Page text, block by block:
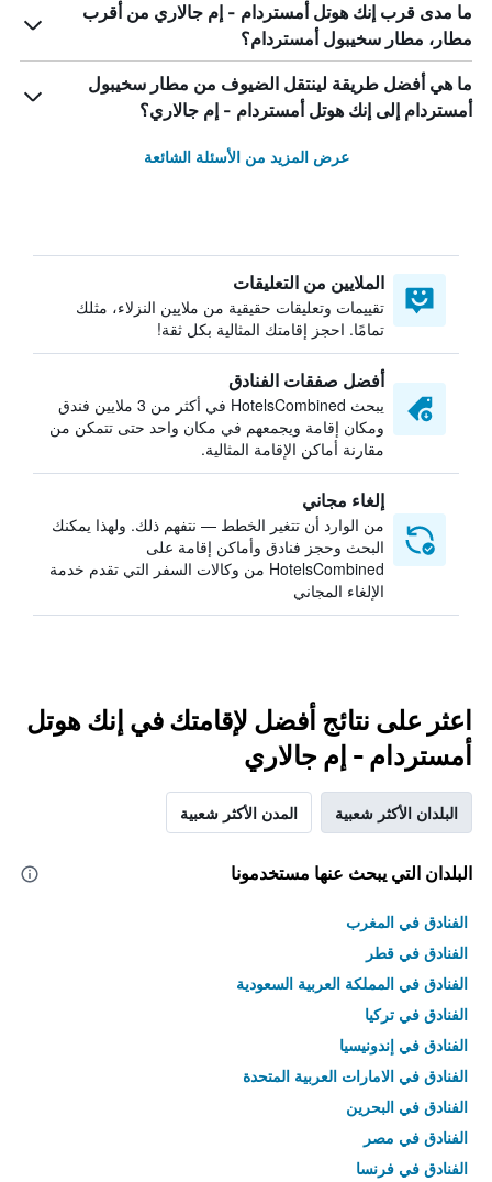
ما مدى قرب إنك هوتل أمستردام - إم جالاري من أقرب
مطار، مطار سخيبول أمستردام؟
ما هي أفضل طريقة لينتقل الضيوف من مطار سخيبول
أمستردام إلى إنك هوتل أمستردام - إم جالاري؟
عرض المزيد من الأسئلة الشائعة
الملايين من التعليقات
تقييمات وتعليقات حقيقية من ملايين النزلاء، مثلك
تمامًا. احجز إقامتك المثالية بكل ثقة!
أفضل صفقات الفنادق
يبحث HotelsCombined في أكثر من 3 ملايين فندق
ومكان إقامة ويجمعهم في مكان واحد حتى تتمكن من
مقارنة أماكن الإقامة المثالية.
إلغاء مجاني
من الوارد أن تتغير الخطط — نتفهم ذلك. ولهذا يمكنك
البحث وحجز فنادق وأماكن إقامة على
HotelsCombined من وكالات السفر التي تقدم خدمة
الإلغاء المجاني
اعثر على نتائج أفضل لإقامتك في إنك هوتل
أمستردام - إم جالاري
البلدان الأكثر شعبية المدن الأكثر شعبية
البلدان التي يبحث عنها مستخدمونا
الفنادق في المغرب
الفنادق في قطر
الفنادق في المملكة العربية السعودية
الفنادق في تركيا
الفنادق في إندونيسيا
الفنادق في الامارات العربية المتحدة
الفنادق في البحرين
الفنادق في مصر
الفنادق في فرنسا